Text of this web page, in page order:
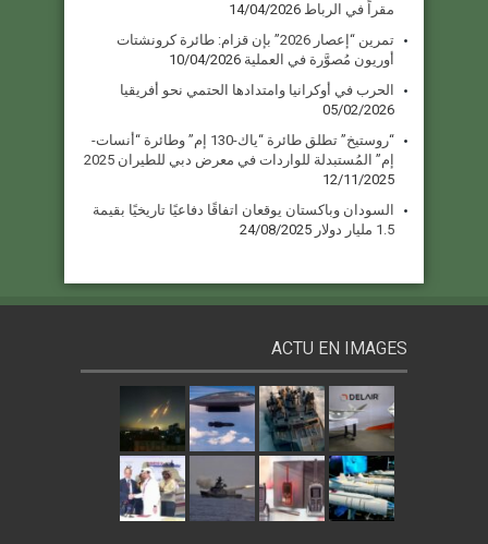
مقراً في الرباط 14/04/2026
تمرين “إعصار 2026” بإن قزام: طائرة كرونشتات
أوريون مُصوَّرة في العملية 10/04/2026
الحرب في أوكرانيا وامتدادها الحتمي نحو أفريقيا
05/02/2026
“روستيخ” تطلق طائرة “ياك-130 إم” وطائرة “أنسات-
إم” المُستبدلة للواردات في معرض دبي للطيران 2025
12/11/2025
السودان وباكستان يوقعان اتفاقًا دفاعيًا تاريخيًا بقيمة
1.5 مليار دولار
24/08/2025
ACTU EN IMAGES